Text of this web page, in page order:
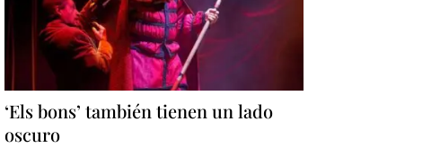
‘Els bons’ también tienen un lado
oscuro